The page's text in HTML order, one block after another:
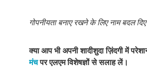
गोपनीयता बनाए रखने के लिए नाम बदल
क्या आप भी अपनी शादीशुदा ज़िंदगी में
मंचपर एलएम विशेषज्ञों से सलाह लें।